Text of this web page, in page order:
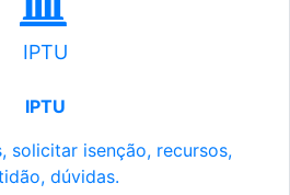
IPTU
IPTU
solicitar isenção, recursos,
dúvidas.